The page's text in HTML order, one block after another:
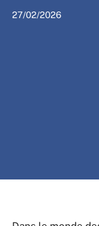
27/02/2026